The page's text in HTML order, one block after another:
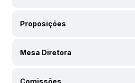
Proposições
Mesa Diretora
Comissões